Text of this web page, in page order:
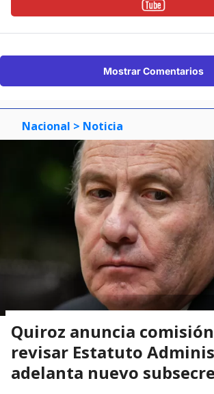
Mostrar Comentarios
Nacional > Noticia
Quiroz anuncia
revisar Estatuto
adelanta nuevo